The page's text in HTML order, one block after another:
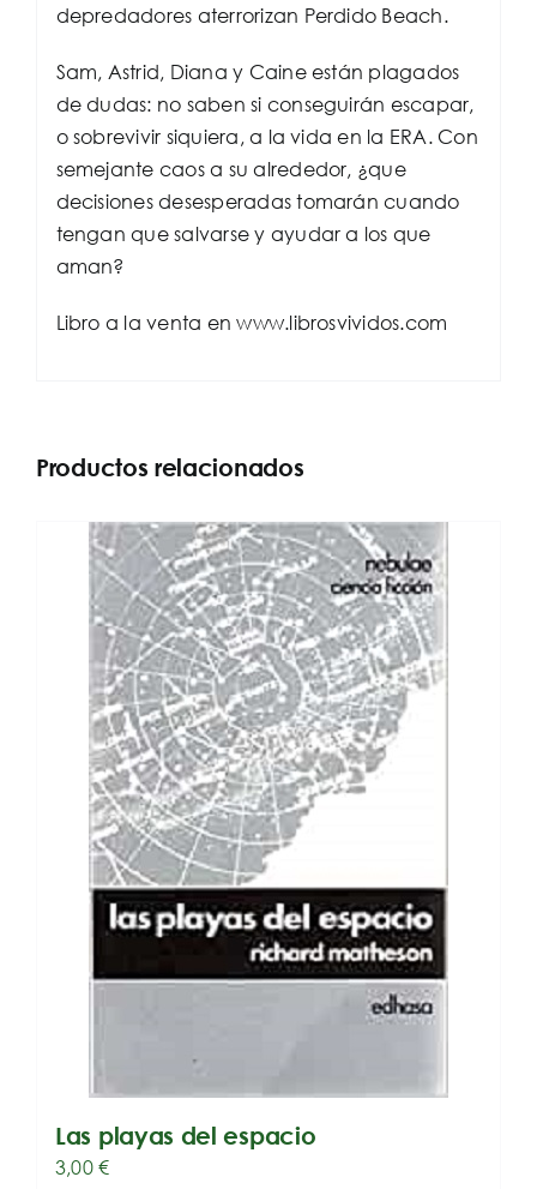
depredadores aterrorizan Perdido Beach.
Sam, Astrid, Diana y Caine están plagados
de dudas: no saben si conseguirán escapar,
o sobrevivir siquiera, a la vida en la ERA. Con
semejante caos a su alrededor, ¿que
decisiones desesperadas tomarán cuando
tengan que salvarse y ayudar a los que
aman?
Libro a la venta en www.librosvividos.com
Productos relacionados
Las playas del espacio
3,00€